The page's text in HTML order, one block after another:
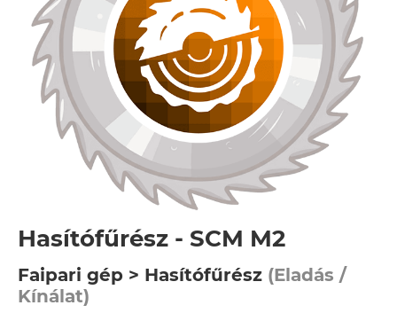
Hasítófűrész - SCM M2
Faipari gép > Hasítófűrész (Eladás /
Kínálat)